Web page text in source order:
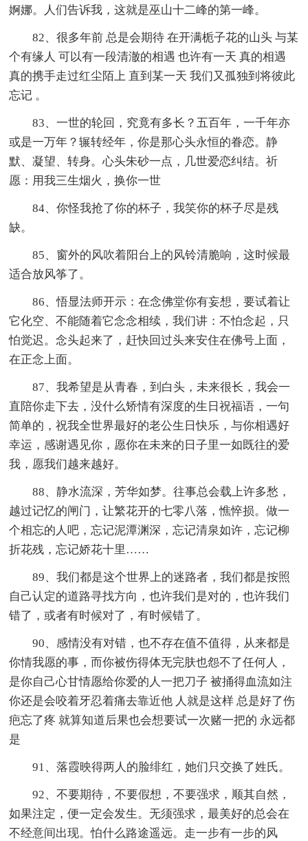
婀娜。人们告诉我，这就是巫山十二峰的第一峰。
82、很多年前 总是会期待 在开满栀子花的山头 与某
个有缘人 可以有一段清澈的相遇 也许有一天 真的相遇
真的携手走过红尘陌上 直到某一天 我们又孤独到将彼此
忘记 。
83、一世的轮回，究竟有多长？五百年，一千年亦
或是一万年？辗转经年，你是那心头永恒的眷恋。静
默、凝望、转身。心头朱砂一点，几世爱恋纠结。祈
愿：用我三生烟火，换你一世
84、你怪我抢了你的杯子，我笑你的杯子尽是残
缺。
85、窗外的风吹着阳台上的风铃清脆响，这时候最
适合放风筝了。
86、悟显法师开示：在念佛堂你有妄想，要试着让
它化空、不能随着它念念相续，我们讲：不怕念起，只
怕觉迟。念头起来了，赶快回过头来安住在佛号上面，
在正念上面。
87、我希望是从青春，到白头，未来很长，我会一
直陪你走下去，没什么矫情有深度的生日祝福语，一句
简单的，祝我全世界最好的老公生日快乐，与你相遇好
幸运，感谢遇见你，愿你在未来的日子里一如既往的爱
我，愿我们越来越好。
88、静水流深，芳华如梦。往事总会载上许多愁，
越过记忆的闸门，让繁花开的七零八落，憔悴损。做一
个相忘的人吧，忘记泥潭渊深，忘记清泉如许，忘记柳
折花残，忘记娇花十里……
89、我们都是这个世界上的迷路者，我们都是按照
自己认定的道路寻找方向，也许我们是对的，也许我们
错了，或者有时候对了，有时候错了。
90、感情没有对错，也不存在值不值得，从来都是
你情我愿的事，而你被伤得体无完肤也怨不了任何人，
是你自己心甘情愿给你爱的人一把刀子 被捅得血流如注
你还是会咬着牙忍着痛去靠近他 人就是这样 总是好了伤
疤忘了疼 就算知道后果也会想要试一次赌一把的 永远都
是
91、落霞映得两人的脸绯红，她们只交换了姓氏。
92、不要期待，不要假想，不要强求，顺其自然，
如果注定，便一定会发生。无须强求，最美好的总会在
不经意间出现。怕什么路途遥远。走一步有一步的风